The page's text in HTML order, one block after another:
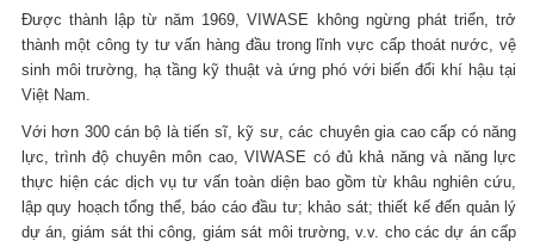
Được thành lập từ năm 1969, VIWASE không ngừng phát triển, trở
thành một công ty tư vấn hàng đầu trong lĩnh vực cấp thoát nước, vệ
sinh môi trường, hạ tầng kỹ thuật và ứng phó với biến đổi khí hậu tại
Việt Nam.
Với hơn 300 cán bộ là tiến sĩ, kỹ sư, các chuyên gia cao cấp có năng
lực, trình độ chuyên môn cao, VIWASE có đủ khả năng và năng lực
thực hiện các dịch vụ tư vấn toàn diện bao gồm từ khâu nghiên cứu,
lập quy hoạch tổng thể, báo cáo đầu tư; khảo sát; thiết kế đến quản lý
dự án, giám sát thi công, giám sát môi trường, v.v. cho các dự án cấp